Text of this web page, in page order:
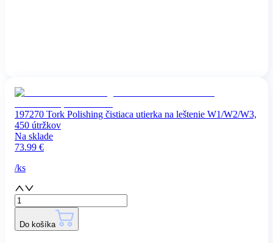
197270 Tork Polishing čistiaca utierka na leštenie W1/W2/W3,
450 útržkov
Na sklade
73.99 €
/ks
Do košíka